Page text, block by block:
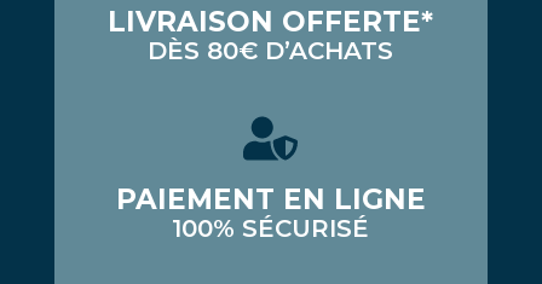
LIVRAISON OFFERTE*
DÈS 80€ D’ACHATS
PAIEMENT EN LIGNE
100% SÉCURISÉ